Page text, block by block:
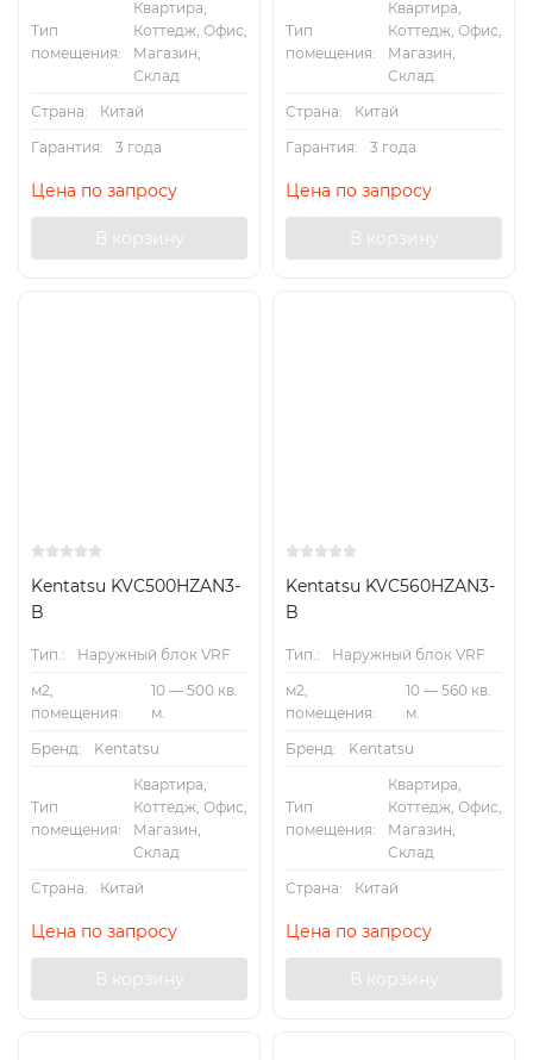
Тип
помещения:
Квартира,
Коттедж, Офис,
Магазин,
Склад
Страна:
Китай
Гарантия:
3 года
Цена по запросу
В корзину
Тип
помещения:
Квартира,
Коттедж, Офис,
Магазин,
Склад
Страна:
Китай
Гарантия:
3 года
Цена по запросу
В корзину
Kentatsu KVC500HZAN3-
B
Тип.:
Наружный блок VRF
м2,
помещения:
10 — 500 кв.
м.
Бренд:
Kentatsu
Тип
помещения:
Квартира,
Коттедж, Офис,
Магазин,
Склад
Страна:
Китай
Цена по запросу
В корзину
Kentatsu KVC560HZAN3-
B
Тип.:
Наружный блок VRF
м2,
помещения:
10 — 560 кв.
м.
Бренд:
Kentatsu
Тип
помещения:
Квартира,
Коттедж, Офис,
Магазин,
Склад
Страна:
Китай
Цена по запросу
В корзину